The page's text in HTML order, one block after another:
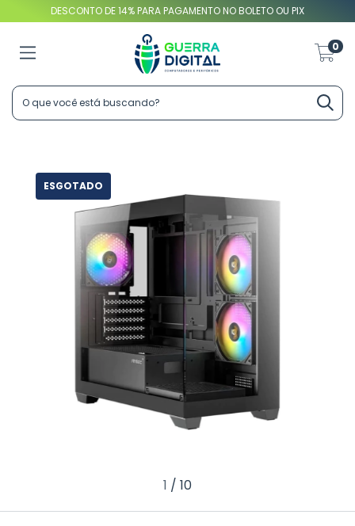
DESCONTO DE 14% PARA PAGAMENTO NO BOLETO OU PIX
0
ESGOTADO
1 / 10